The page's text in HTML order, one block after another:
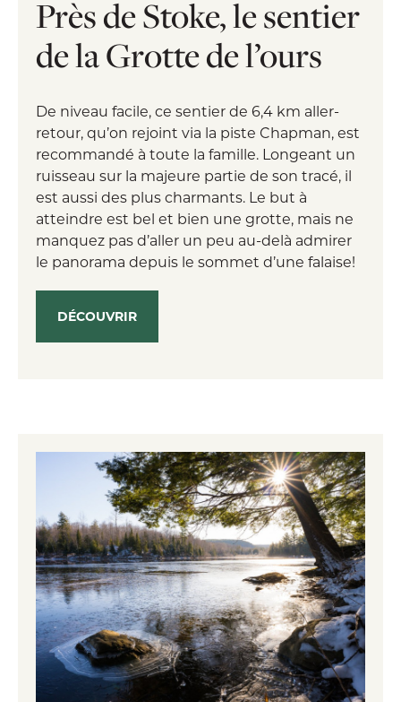
Près de Stoke, le sentier
de la Grotte de l’ours
De niveau facile, ce sentier de 6,4 km aller-
retour, qu’on rejoint via la piste Chapman, est
recommandé à toute la famille. Longeant un
ruisseau sur la majeure partie de son tracé, il
est aussi des plus charmants. Le but à
atteindre est bel et bien une grotte, mais ne
manquez pas d’aller un peu au-delà admirer
le panorama depuis le sommet d’une falaise!
DÉCOUVRIR